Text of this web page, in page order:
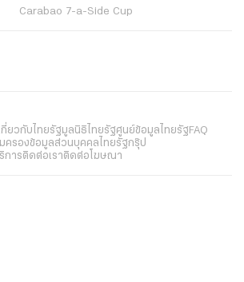
Carabao 7-a-Side Cup
กี่ยวกับไทยรัฐมูลนิธิไทยรัฐศูนย์ข้อมูลไทยรัฐFAQ
ครองข้อมูลส่วนบุคคลไทยรัฐกรุ๊ป
การติดต่อเราติดต่อโฆษณา